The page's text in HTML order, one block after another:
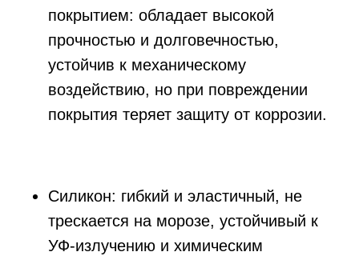
покрытием: обладает высокой
прочностью и долговечностью,
устойчив к механическому
воздействию, но при повреждении
покрытия теряет защиту от коррозии.
Силикон: гибкий и эластичный, не
трескается на морозе, устойчивый к
УФ‑излучению и химическим